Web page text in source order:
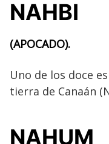
NAHBI
(APOCADO).
Uno de los doce
tierra de Canaán
NAHUM